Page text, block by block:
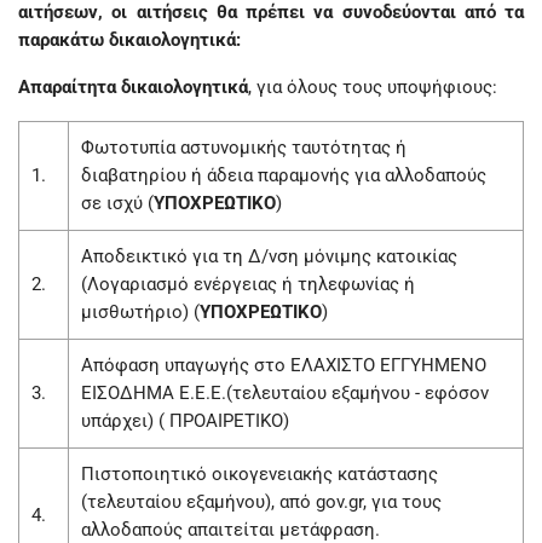
αιτήσεων, οι αιτήσεις θα πρέπει να συνοδεύονται από τα
παρακάτω δικαιολογητικά:
Απαραίτητα δικαιολογητικά, για όλους τους υποψήφιους:
1.
Φωτοτυπία αστυνομικής ταυτότητας ή
διαβατηρίου ή άδεια παραμονής για αλλοδαπούς
σε ισχύ (ΥΠΟΧΡΕΩΤΙΚΟ)
2.
Αποδεικτικό για τη Δ/νση μόνιμης κατοικίας
(Λογαριασμό ενέργειας ή τηλεφωνίας ή
μισθωτήριο) (ΥΠΟΧΡΕΩΤΙΚΟ)
3.
Απόφαση υπαγωγής στο ΕΛΑΧΙΣΤΟ ΕΓΓΥΗΜΕΝΟ
ΕΙΣΟΔΗΜΑ Ε.Ε.Ε.(τελευταίου εξαμήνου - εφόσον
υπάρχει) ( ΠΡΟΑΙΡΕΤΙΚΟ)
4.
Πιστοποιητικό οικογενειακής κατάστασης
(τελευταίου εξαμήνου), από gov.gr, για τους
αλλοδαπούς απαιτείται μετάφραση.